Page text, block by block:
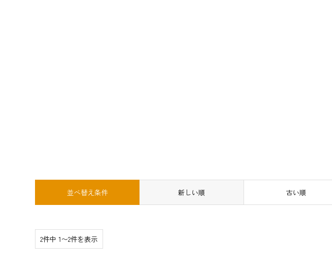
並べ替え条件 新しい順 古い順
2件中 1〜2件を表示